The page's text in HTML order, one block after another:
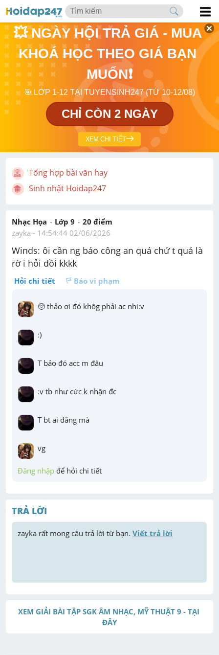
💥 NGÀY HỘI TRẢ GIÁ - MUA
KHOÁ HỌC THEO GIÁ BẠN
MUỐN❗
🎯 LỚP 1-12 TẠI TUYENSINH247 (TỪ 10-12/08)
CHỈ CÒN 2 NGÀY
XEM CHI TIẾT
Tổng hợp bài văn hay
Sinh nhật Hoidap247
Nhạc Họa Lớp 9 20 điểm
zayka - 14:54:44 02/06/2026
Winds: ôi cần ng báo công an quá chứ t quá là
rờ i hỏi dồi kkkk
Hỏi chi tiết Báo vi phạm
🥺 thảo ơi đó khôg phải ac nhi:v
:)
T bảo đó acc m đâu
:v tb như cức k nhận đc
T bt ai đăng mà
vg
Đăng nhập để hỏi chi tiết
TRẢ LỜI
zayka rất mong câu trả lời từ bạn. Viết trả lời
XEM GIẢI BÀI TẬP SGK ÂM NHẠC, MỸ THUẬT 9 - TẠI
ĐÂY